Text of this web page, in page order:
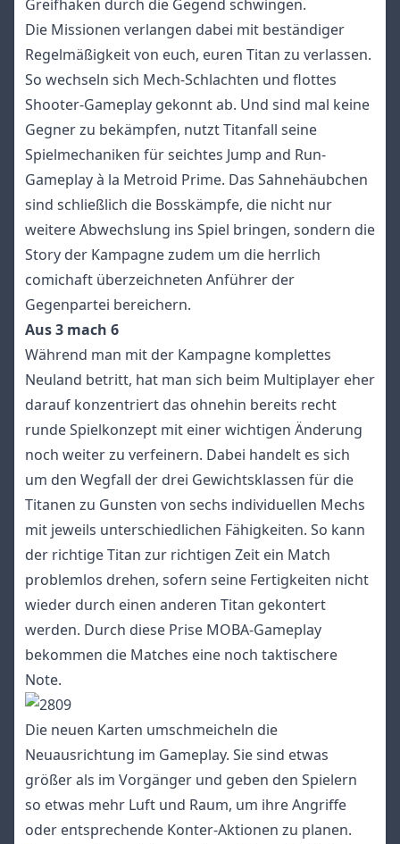
Greifhaken durch die Gegend schwingen.
Die Missionen verlangen dabei mit beständiger
Regelmäßigkeit von euch, euren Titan zu verlassen.
So wechseln sich Mech-Schlachten und flottes
Shooter-Gameplay gekonnt ab. Und sind mal keine
Gegner zu bekämpfen, nutzt Titanfall seine
Spielmechaniken für seichtes Jump and Run-
Gameplay à la Metroid Prime. Das Sahnehäubchen
sind schließlich die Bosskämpfe, die nicht nur
weitere Abwechslung ins Spiel bringen, sondern die
Story der Kampagne zudem um die herrlich
comichaft überzeichneten Anführer der
Gegenpartei bereichern.
Aus 3 mach 6
Während man mit der Kampagne komplettes
Neuland betritt, hat man sich beim Multiplayer eher
darauf konzentriert das ohnehin bereits recht
runde Spielkonzept mit einer wichtigen Änderung
noch weiter zu verfeinern. Dabei handelt es sich
um den Wegfall der drei Gewichtsklassen für die
Titanen zu Gunsten von sechs individuellen Mechs
mit jeweils unterschiedlichen Fähigkeiten. So kann
der richtige Titan zur richtigen Zeit ein Match
problemlos drehen, sofern seine Fertigkeiten nicht
wieder durch einen anderen Titan gekontert
werden. Durch diese Prise MOBA-Gameplay
bekommen die Matches eine noch taktischere
Note.
Die neuen Karten umschmeicheln die
Neuausrichtung im Gameplay. Sie sind etwas
größer als im Vorgänger und geben den Spielern
so etwas mehr Luft und Raum, um ihre Angriffe
oder entsprechende Konter-Aktionen zu planen.